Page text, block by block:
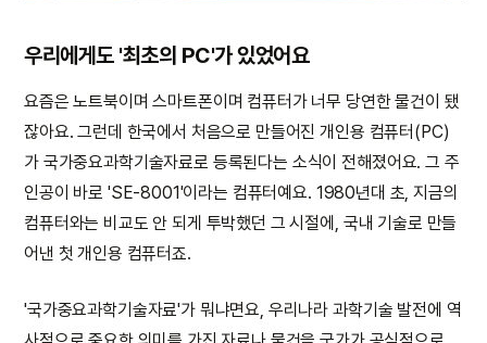
우리에게도 '최초의 PC'가 있었어요
요즘은 노트북이며 스마트폰이며 컴퓨터가 너무 당연한 물건이 됐
잖아요. 그런데 한국에서 처음으로 만들어진 개인용 컴퓨터(PC)
가 국가중요과학기술자료로 등록된다는 소식이 전해졌어요. 그 주
인공이 바로 'SE-8001'이라는 컴퓨터예요. 1980년대 초, 지금의
컴퓨터와는 비교도 안 되게 투박했던 그 시절에, 국내 기술로 만들
어낸 첫 개인용 컴퓨터죠.
'국가중요과학기술자료'가 뭐냐면요, 우리나라 과학기술 발전에 역